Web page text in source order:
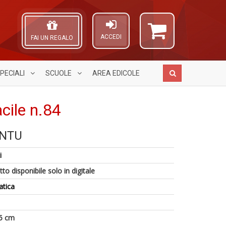
ACCEDI
FAI UN REGALO
SCUOLE AREA EDICOLE
n.84
disponibile solo in digitale
cm